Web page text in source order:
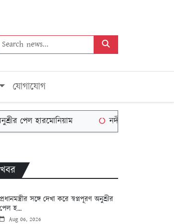
যোগাযোগ
হারমোনিয়াম নদী দূষণ রোধে সমন্বিত
প্রধানমন্ত্রীর সঙ্গে দেখা করে স্বপ্নপূরণ অনুশ্রীর
পেল হ...
Aug 06, 2026